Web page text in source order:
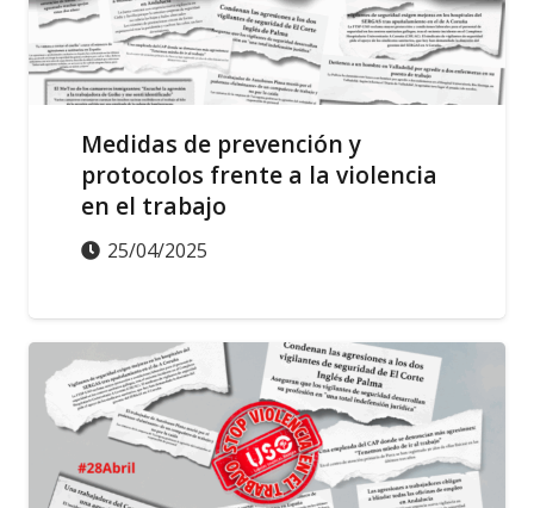
Medidas de prevención y
protocolos frente a la violencia
en el trabajo
25/04/2025
ACCIÓN SINDICAL SALUD LABORAL